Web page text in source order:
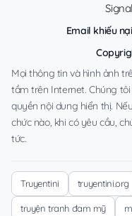
Email khiếu
Mọi thông tin và hình ảnh
tầm trên Internet. Chúng
quyền nội dung hiển thị.
chức nào, khi có yêu cầu,
tức.
Truyentini truyentini.org
truyện tranh đam mỹ